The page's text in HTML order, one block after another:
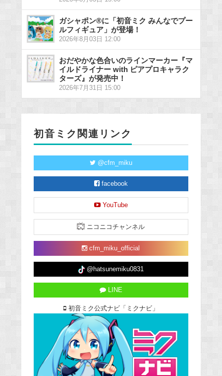
ガシャポン®に「初音ミク みんなでプー
ルフィギュア」が登場！
2026年8月03日 12:00
おだやかな色合いのラインマーカー『マ
イルドライナー with ピアプロキャラク
ターズ』が発売中！
2026年7月31日 15:00
初音ミク関連リンク
@cfm_miku
facebook
YouTube
ニコニコチャンネル
cfm_miku_official
@hatsunemiku0831
LINE
初音ミク公式ナビ「ミクナビ」